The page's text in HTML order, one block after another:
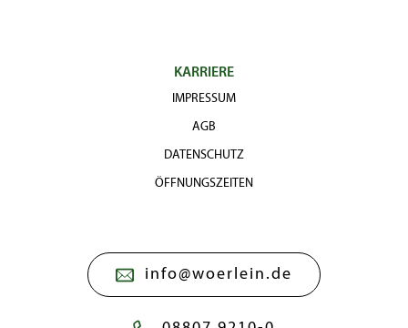
KARRIERE
IMPRESSUM
AGB
DATENSCHUTZ
ÖFFNUNGSZEITEN
info@woerlein.de